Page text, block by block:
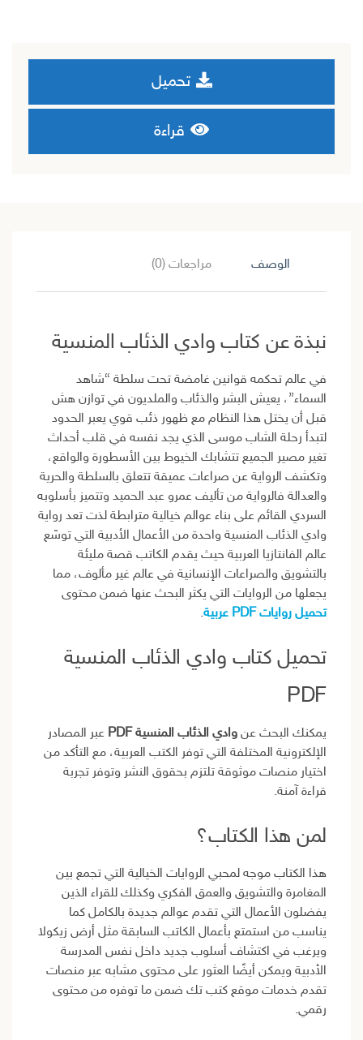
تحميل
قراءة
الوصف مراجعات (0)
نبذة عن كتاب وادي الذئاب المنسية
في عالم تحكمه قوانين غامضة تحت سلطة “شاهد
السماء”، يعيش البشر والذئاب والملديون في توازن هش
قبل أن يختل هذا النظام مع ظهور ذئب قوي يعبر الحدود
لتبدأ رحلة الشاب موسى الذي يجد نفسه في قلب أحداث
تغير مصير الجميع تتشابك الخيوط بين الأسطورة والواقع،
وتكشف الرواية عن صراعات عميقة تتعلق بالسلطة والحرية
والعدالة فالرواية من تأليف عمرو عبد الحميد وتتميز بأسلوبه
السردي القائم على بناء عوالم خيالية مترابطة لذت تعد رواية
وادي الذئاب المنسية واحدة من الأعمال الأدبية التي توسّع
عالم الفانتازيا العربية حيث يقدم الكاتب قصة مليئة
بالتشويق والصراعات الإنسانية في عالم غير مألوف، مما
يجعلها من الروايات التي يكثر البحث عنها ضمن محتوى
تحميل روايات PDF عربية
.
تحميل كتاب وادي الذئاب المنسية
PDF
يمكنك البحث عن وادي الذئاب المنسية PDF
عبر المصادر
الإلكترونية المختلفة التي توفر الكتب العربية، مع التأكد من
اختيار منصات موثوقة تلتزم بحقوق النشر وتوفر تجربة
قراءة آمنة.
لمن هذا الكتاب؟
هذا الكتاب موجه لمحبي الروايات الخيالية التي تجمع بين
المغامرة والتشويق والعمق الفكري وكذلك للقراء الذين
يفضلون الأعمال التي تقدم عوالم جديدة بالكامل كما
يناسب من استمتع بأعمال الكاتب السابقة مثل أرض زيكولا
ويرغب في اكتشاف أسلوب جديد داخل نفس المدرسة
الأدبية ويمكن أيضًا العثور على محتوى مشابه عبر منصات
تقدم خدمات موقع كتب تك ضمن ما توفره من محتوى
رقمي.